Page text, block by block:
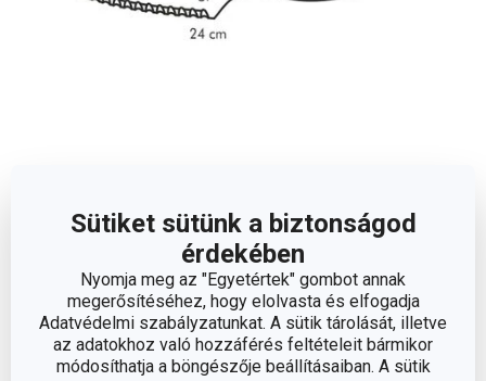
Sütiket sütünk a biztonságod
érdekében
Nyomja meg az "Egyetértek" gombot annak
megerősítéséhez, hogy elolvasta és elfogadja
Adatvédelmi szabályzatunkat. A sütik tárolását, illetve
az adatokhoz való hozzáférés feltételeit bármikor
módosíthatja a böngészője beállításaiban. A sütik
A TERMÉK HOSSZA (CM)
PENGE HOSSZA (CM)